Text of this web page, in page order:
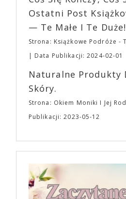
Ostatni Post
— Te Małe I Te Duże!
Strona: Książkowe Podróże -
Data Publikacji: 2024-02-01
Naturalne Produkty
Skóry.
Strona: Okiem Moniki I Jej
Publikacji: 2023-05-12